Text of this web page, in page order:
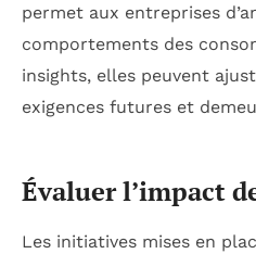
permet aux entreprises
comportements des
insights, elles peuvent
exigences futures et
Évaluer l’impact
Les initiatives mises en